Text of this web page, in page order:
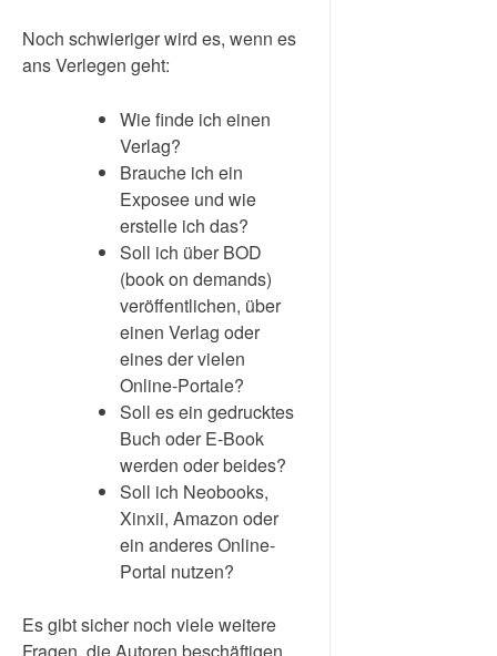
Noch schwieriger wird es, wenn es
ans Verlegen geht:
Wie finde ich einen
Verlag?
Brauche ich ein
Exposee und wie
erstelle ich das?
Soll ich über BOD
(book on demands)
veröffentlichen, über
einen Verlag oder
eines der vielen
Online-Portale?
Soll es ein gedrucktes
Buch oder E-Book
werden oder beides?
Soll ich Neobooks,
Xinxii, Amazon oder
ein anderes Online-
Portal nutzen?
Es gibt sicher noch viele weitere